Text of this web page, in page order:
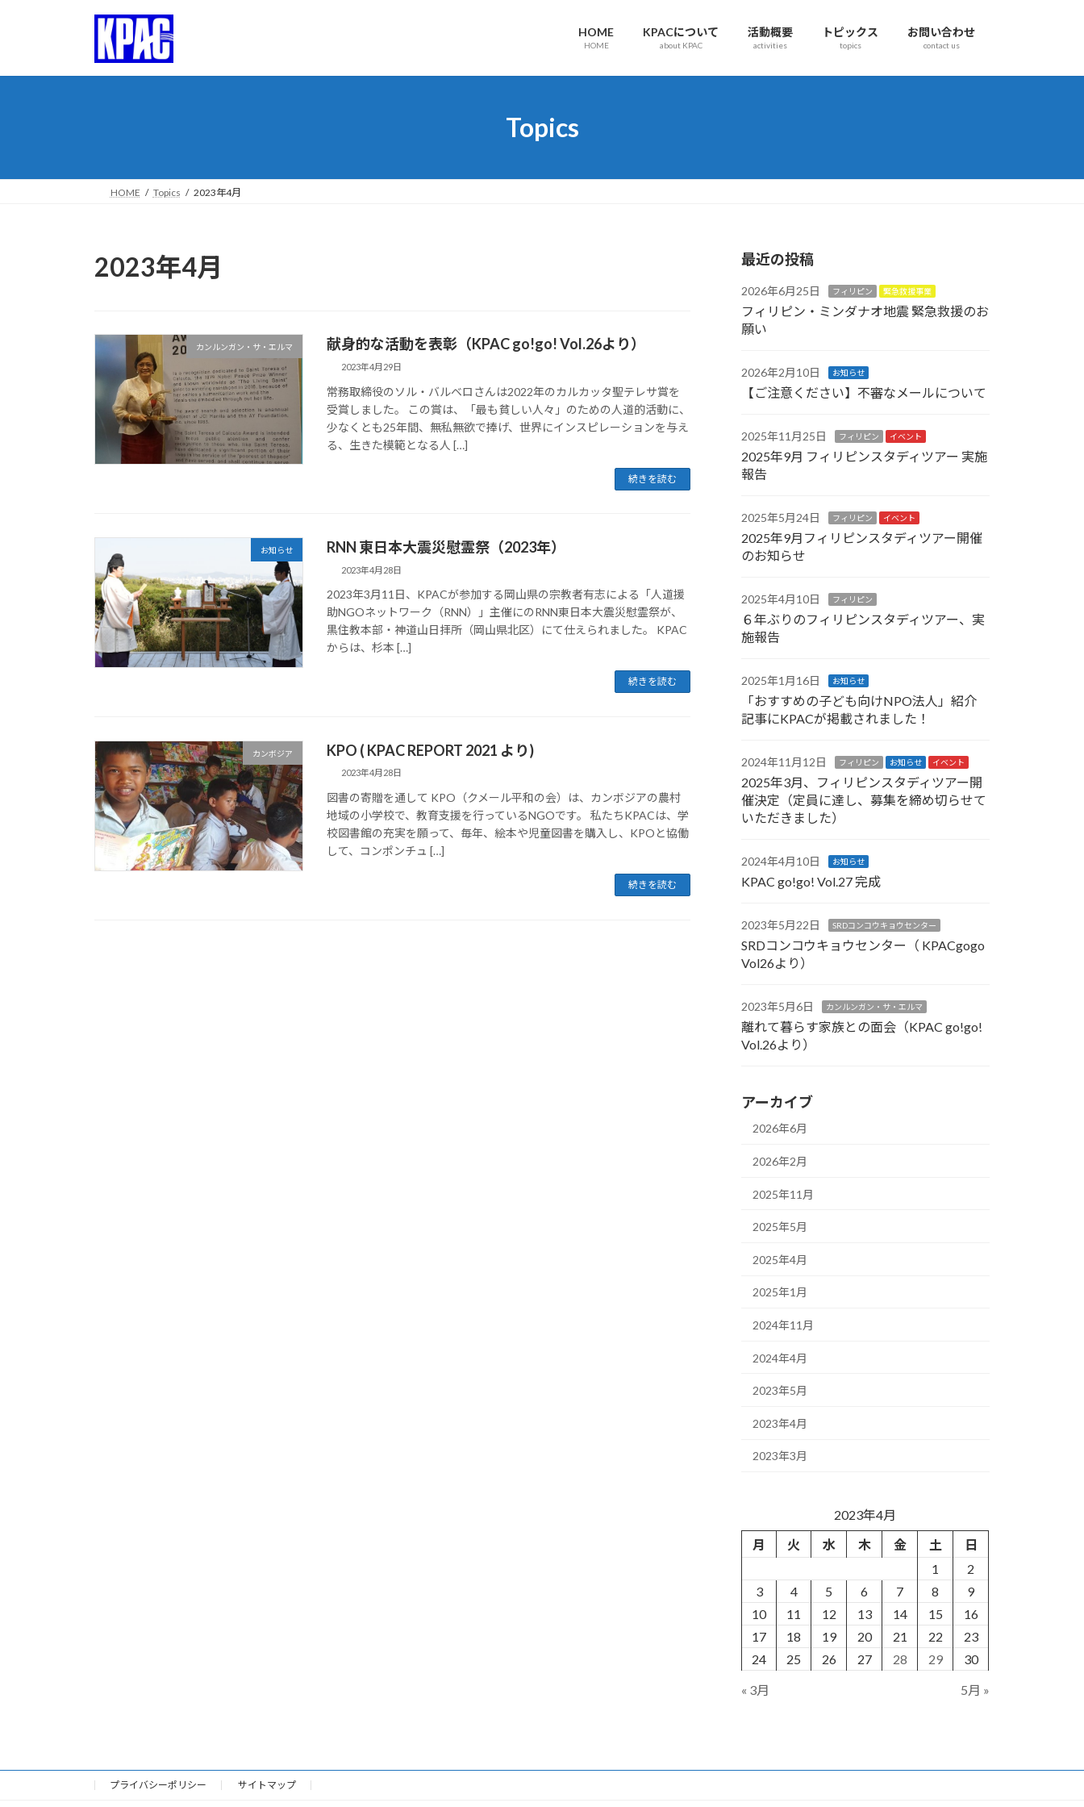
プ
動
HOME
HOME
KPACについて
about KPAC
活動概要
activities
トピックス
topics
お問い合わせ
contact us
Topics
HOME Topics 2023年4月
2023年4月
カンルンガン・サ・エルマ 献身的な活動を表彰（KPAC go!go! Vol.26より）
2023年4月29日
常務取締役のソル・バルベロさんは2022年のカルカッタ聖テレサ賞を
受賞しました。 この賞は、「最も貧しい人々」のための人道的活動に、
少なくとも25年間、無私無欲で捧げ、世界にインスピレーションを与え
る、生きた模範となる人 […]
続きを読む
お知らせ RNN 東日本大震災慰霊祭（2023年）
2023年4月28日
2023年3月11日、KPACが参加する岡山県の宗教者有志による「人道援
助NGOネットワーク（RNN）」主催にのRNN東日本大震災慰霊祭が、
黒住教本部・神道山日拝所（岡山県北区）にて仕えられました。 KPAC
からは、杉本 […]
続きを読む
カンボジア KPO ( KPAC REPORT 2021 より)
2023年4月28日
図書の寄贈を通して KPO（クメール平和の会）は、カンボジアの農村
地域の小学校で、教育支援を行っているNGOです。 私たちKPACは、学
校図書館の充実を願って、毎年、絵本や児童図書を購入し、KPOと協働
して、コンポンチュ […]
続きを読む
最近の投稿
2026年6月25日 フィリピン 緊急救援事業
フィリピン・ミンダナオ地震 緊急救援のお
願い
2026年2月10日 お知らせ
【ご注意ください】不審なメールについて
2025年11月25日 フィリピン イベント
2025年9月 フィリピンスタディツアー 実施
報告
2025年5月24日 フィリピン イベント
2025年9月フィリピンスタディツアー開催
のお知らせ
2025年4月10日 フィリピン
６年ぶりのフィリピンスタディツアー、実
施報告
2025年1月16日 お知らせ
「おすすめの子ども向けNPO法人」紹介
記事にKPACが掲載されました！
2024年11月12日 フィリピン お知らせ イベント
2025年3月、フィリピンスタディツアー開
催決定（定員に達し、募集を締め切らせて
いただきました）
2024年4月10日 お知らせ
KPAC go!go! Vol.27 完成
2023年5月22日 SRDコンコウキョウセンター
SRDコンコウキョウセンター（ KPACgogo
Vol26より）
2023年5月6日 カンルンガン・サ・エルマ
離れて暮らす家族との面会（KPAC go!go!
Vol.26より）
アーカイブ
2026年6月
2026年2月
2025年11月
2025年5月
2025年4月
2025年1月
2024年11月
2024年4月
2023年5月
2023年4月
2023年3月
2023年4月
月
火 水 木 金 土
日
1
2
3
4 5 6 7 8
9
10
11 12 13 14 15
16
17
18 19 20 21 22
23
24
25 26 27 28 29 30
« 3月 5月 »
プライバシーポリシー サイトマップ